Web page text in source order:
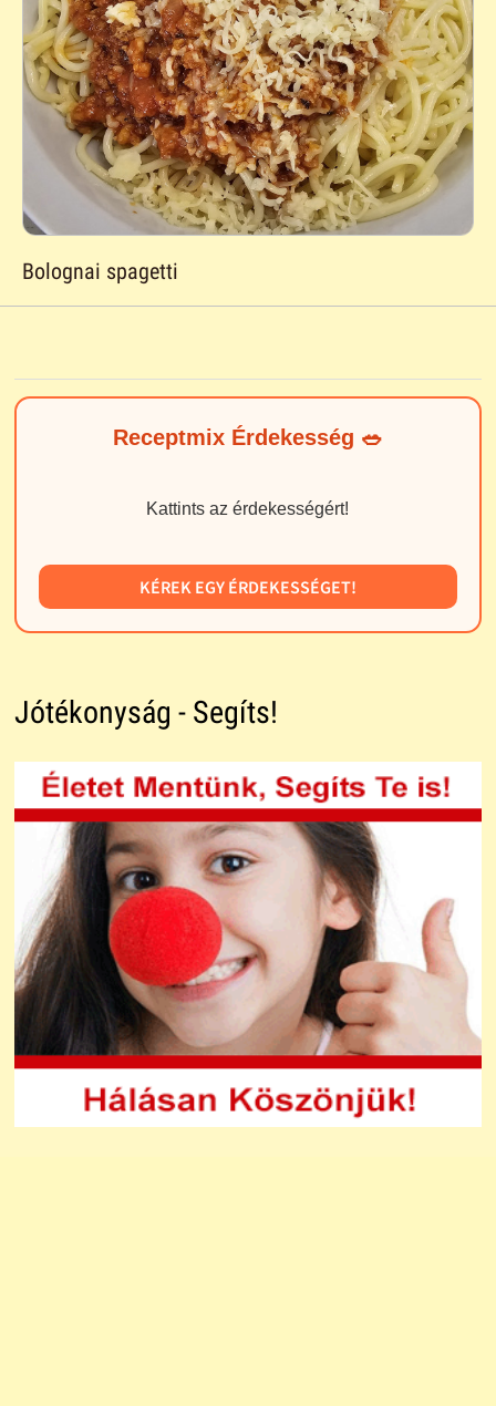
Bolognai spagetti
Receptmix Érdekesség 🥗
Kattints az érdekességért!
KÉREK EGY ÉRDEKESSÉGET!
Jótékonyság - Segíts!